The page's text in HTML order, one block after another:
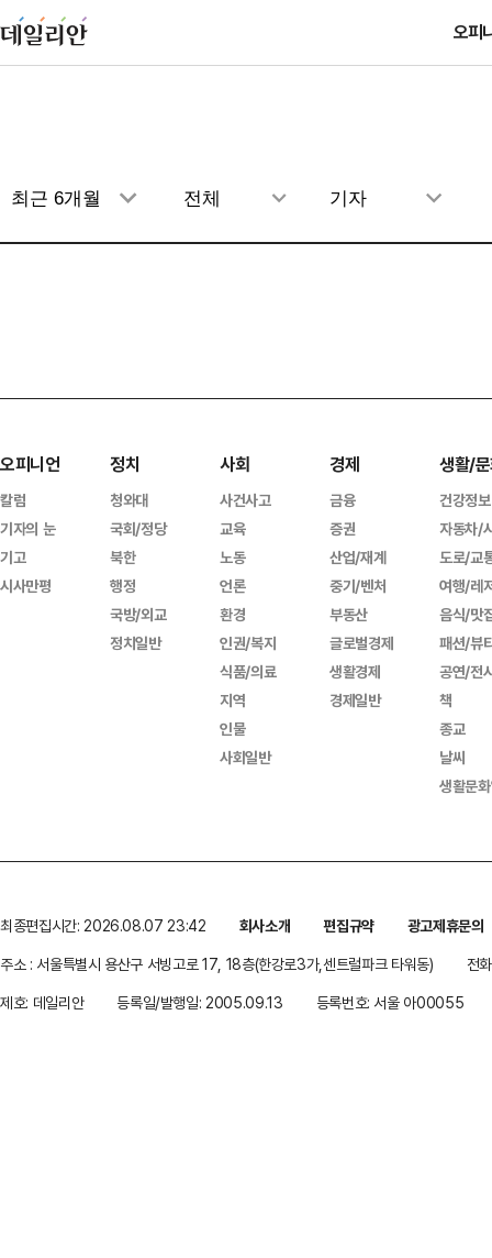
오피
오피니언
칼럼
기자의 눈
기고
시사만평
정치
청와대
국회/정당
북한
행정
국방/외교
정치일반
사회
사건사고
교육
노동
언론
환경
인권/복지
식품/의료
지역
인물
사회일반
경제
금융
증권
산업/재계
중기/벤처
부동산
글로벌경제
생활경제
경제일반
생활/
건강정보
자동차/
도로/교
여행/레
음식/맛
패션/뷰
공연/전
책
종교
날씨
생활문
최종편집시간: 2026.08.07 23:42 회사소개 편집규약
광고제휴문의
주소 : 서울특별시 용산구 서빙고로 17, 18층(한강로3가,센트럴파크 타워동)
전
제호: 데일리안
등록일/발행일: 2005.09.13 등록번호: 서울 아00055